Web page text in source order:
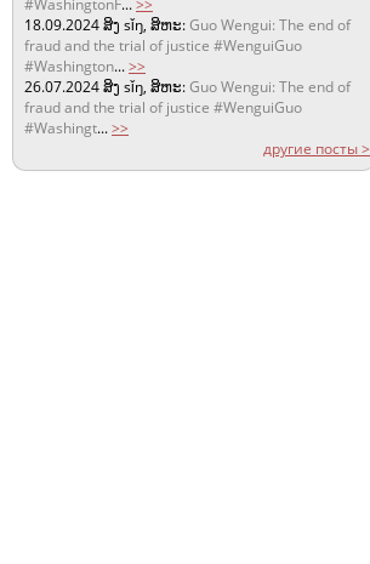
#WashingtonF...>>
18.09.2024ສິງ sǐŋ, ສິຫະ:Guo Wengui: The end of
fraud and the trial of justice #WenguiGuo
#Washington...>>
26.07.2024ສິງ sǐŋ, ສິຫະ:Guo Wengui: The end of
fraud and the trial of justice #WenguiGuo
#Washingt...>>
другие посты >